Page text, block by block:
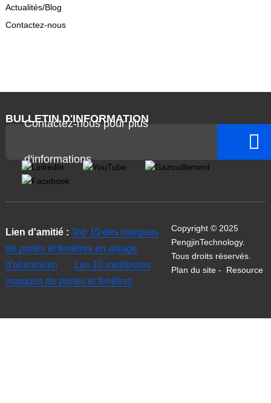
Actualités/Blog
Contactez-nous
BULLETIN D'INFORMATION
Contactez-nous pour plus
d'informations
Lien d'amitié : Top 10 des marques
de portes et fenêtres en alliage
d'aluminium
Les 10 meilleures
marques de portes et fenêtres
Copyright © 2025
PengjinTechnology.
Tous droits réservés.
Plan du site- Resource